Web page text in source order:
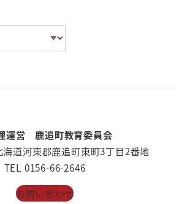
運営 鹿追町教育委員会
海道河東郡鹿追町東町3丁目2番地
TEL 0156-66-2646
お問い合わせ